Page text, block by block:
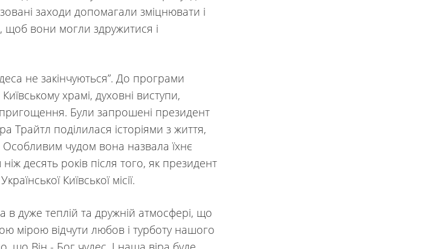
заходи допомагали зміцнювати і
щоб вони могли здружитися і
не закінчуються”. До програми
храмі, духовні виступи,
Були запрошені президент
Трайтл поділилася історіями з життя,
чудом вона назвала їхнє
десять років після того, як президент
Київської місії.
теплій та дружній атмосфері, що
мірою відчути любов і турботу нашого